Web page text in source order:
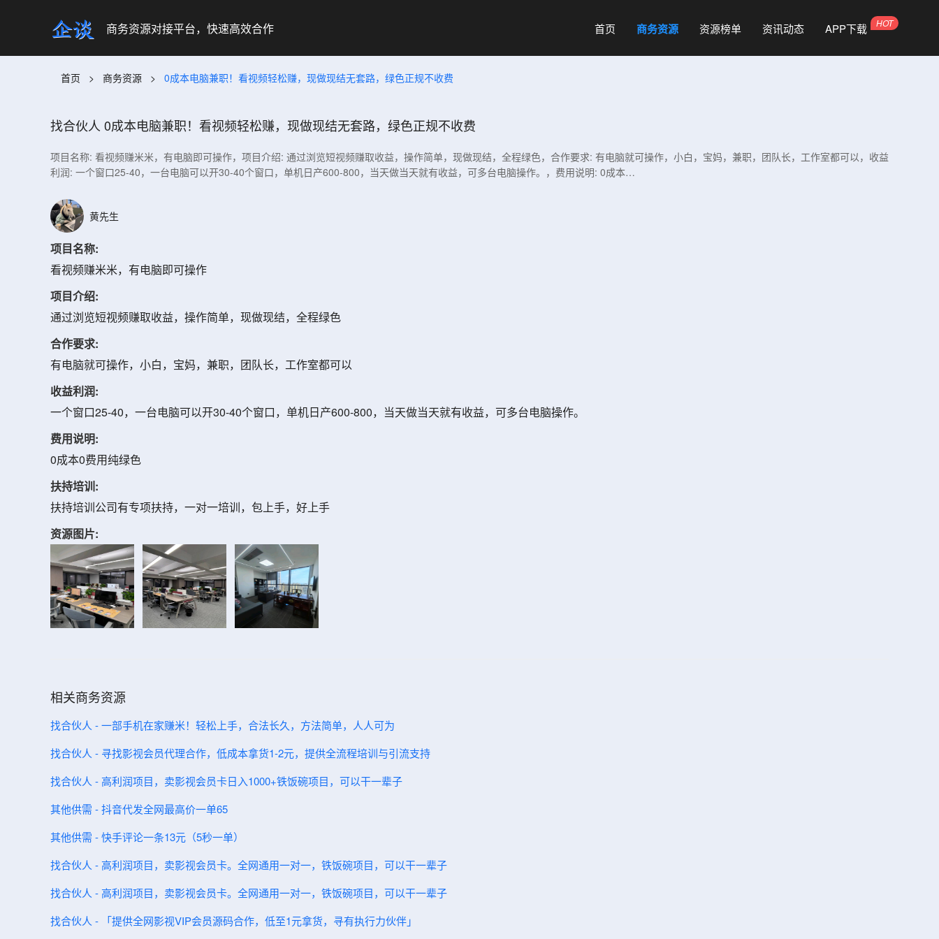
商务资源对接平台，快速高效合作 首页 商务资源 资源榜单 资讯动态 APP下载
首页 > 商务资源 > 0成本电脑兼职！看视频轻松赚，现做现结无套路，绿色正规不收费
找合伙人 0成本电脑兼职！看视频轻松赚，现做现结无套路，绿色正规不收费
项目名称: 看视频赚米米，有电脑即可操作，项目介绍: 通过浏览短视频赚取收益，操作简单，现做现结，全程绿色，合作要求: 有电脑就可操作，小白，宝妈，兼职，团队长，工作室都可以，收益
利润: 一个窗口25-40，一台电脑可以开30-40个窗口，单机日产600-800，当天做当天就有收益，可多台电脑操作。，费用说明: 0成本…
黄先生
项目名称:
看视频赚米米，有电脑即可操作
项目介绍:
通过浏览短视频赚取收益，操作简单，现做现结，全程绿色
合作要求:
有电脑就可操作，小白，宝妈，兼职，团队长，工作室都可以
收益利润:
一个窗口25-40，一台电脑可以开30-40个窗口，单机日产600-800，当天做当天就有收益，可多台电脑操作。
费用说明:
0成本0费用纯绿色
扶持培训:
扶持培训公司有专项扶持，一对一培训，包上手，好上手
资源图片:
相关商务资源
找合伙人 - 一部手机在家赚米！轻松上手，合法长久，方法简单，人人可为
找合伙人 - 寻找影视会员代理合作，低成本拿货1-2元，提供全流程培训与引流支持
找合伙人 - 高利润项目，卖影视会员卡日入1000+铁饭碗项目，可以干一辈子
其他供需 - 抖音代发全网最高价一单65
其他供需 - 快手评论一条13元（5秒一单）
找合伙人 - 高利润项目，卖影视会员卡。全网通用一对一，铁饭碗项目，可以干一辈子
找合伙人 - 高利润项目，卖影视会员卡。全网通用一对一，铁饭碗项目，可以干一辈子
找合伙人 - 「提供全网影视VIP会员源码合作，低至1元拿货，寻有执行力伙伴」